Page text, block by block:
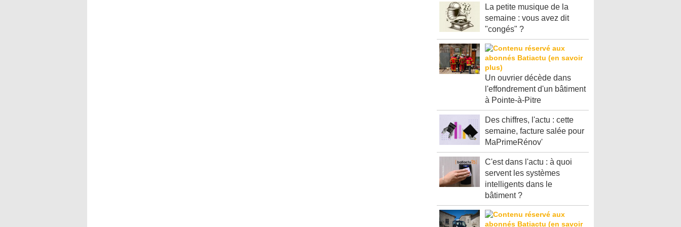
La petite musique de la
semaine : vous avez dit
"congés" ?
Un ouvrier décède dans
l'effondrement d'un bâtiment
à Pointe-à-Pitre
Des chiffres, l'actu : cette
semaine, facture salée pour
MaPrimeRénov'
C'est dans l'actu : à quoi
servent les systèmes
intelligents dans le
bâtiment ?